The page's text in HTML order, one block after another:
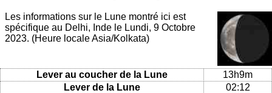
Les informations sur le Lune montré ici est
spécifique au Delhi, Inde le Lundi, 9 Octobre
2023. (Heure locale Asia/Kolkata)
Lever au coucher de la Lune
13h9m
Lever de la Lune
02:12